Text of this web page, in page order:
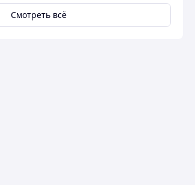
Смотреть всё